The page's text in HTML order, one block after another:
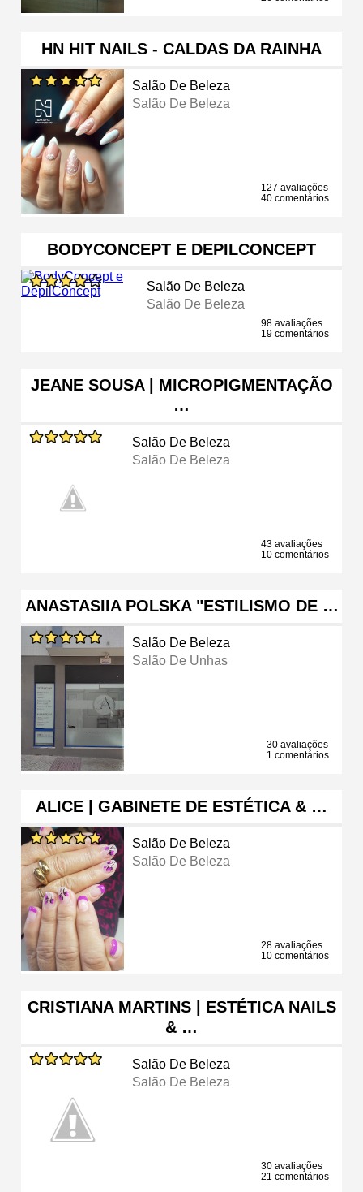
HN HIT NAILS - CALDAS DA RAINHA
Salão De Beleza
Salão De Beleza
127 avaliações
40 comentários
BODYCONCEPT E DEPILCONCEPT
Salão De Beleza
Salão De Beleza
98 avaliações
19 comentários
JEANE SOUSA | MICROPIGMENTAÇÃO
…
Salão De Beleza
Salão De Beleza
43 avaliações
10 comentários
ANASTASIIA POLSKA "ESTILISMO DE …
Salão De Beleza
Salão De Unhas
30 avaliações
1 comentários
ALICE | GABINETE DE ESTÉTICA & …
Salão De Beleza
Salão De Beleza
28 avaliações
10 comentários
CRISTIANA MARTINS | ESTÉTICA NAILS
& …
Salão De Beleza
Salão De Beleza
30 avaliações
21 comentários